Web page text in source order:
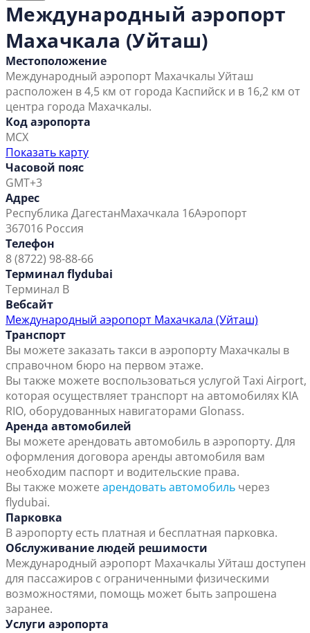
Международный аэропорт
Махачкала (Уйташ)
Местоположение
Международный аэропорт Махачкалы Уйташ
расположен в 4,5 км от города Каспийск и в 16,2 км от
центра города Махачкалы.
Код аэропорта
MCX
Показать карту
Часовой пояс
GMT+3
Адрес
Республика ДагестанМахачкала 16Аэропорт
367016 Россия
Телефон
8 (8722) 98-88-66
Терминал flydubai
Терминал B
Вебсайт
Международный аэропорт Махачкала (Уйташ)
Транспорт
Вы можете заказать такси в аэропорту Махачкалы в
справочном бюро на первом этаже.
Вы также можете воспользоваться услугой Taxi Airport,
которая осуществляет транспорт на автомобилях KIA
RIO, оборудованных навигаторами Glonass.
Аренда автомобилей
Вы можете арендовать автомобиль в аэропорту. Для
оформления договора аренды автомобиля вам
необходим паспорт и водительские права.
Вы также можете арендовать автомобиль через
flydubai.
Парковка
В аэропорту есть платная и бесплатная парковка.
Обслуживание людей решимости
Международный аэропорт Махачкалы Уйташ доступен
для пассажиров с ограниченными физическими
возможностями, помощь может быть запрошена
заранее.
Услуги аэропорта